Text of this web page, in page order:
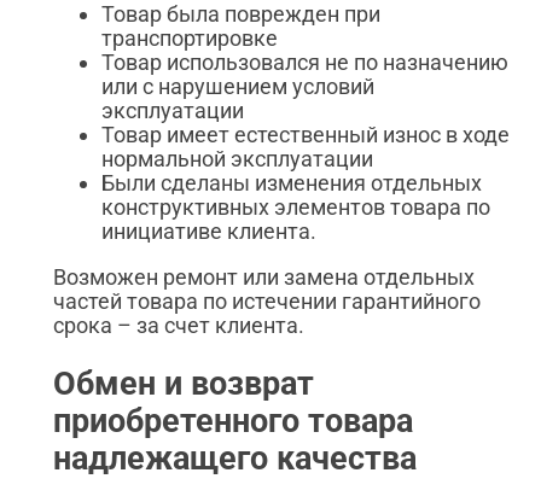
Товар была поврежден при
транспортировке
Товар использовался не по назначению
или с нарушением условий
эксплуатации
Товар имеет естественный износ в ходе
нормальной эксплуатации
Были сделаны изменения отдельных
конструктивных элементов товара по
инициативе клиента.
Возможен ремонт или замена отдельных
частей товара по истечении гарантийного
срока – за счет клиента.
Обмен и возврат
приобретенного товара
надлежащего качества